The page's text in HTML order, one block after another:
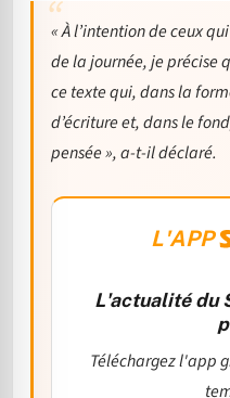
« À l’intention de ceux
de la journée, je précise
ce texte qui, dans la
d’écriture et, dans le
pensée », a-t-il déclaré.
L'APP
L'actualité du
Téléchargez l'app